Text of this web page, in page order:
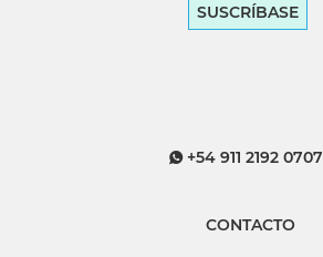
SUSCRÍBASE
+54 911 2192 0707
CONTACTO